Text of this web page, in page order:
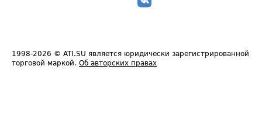
1998-2026 © ATI.SU является юридически зарегистрированной
торговой маркой. Об авторских правах